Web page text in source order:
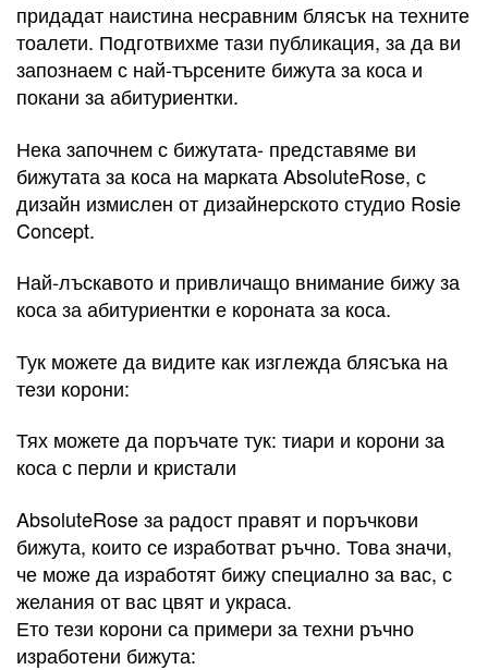
придадат наистина несравним блясък на техните
тоалети. Подготвихме тази публикация, за да ви
запознаем с най-търсените бижута за коса и
покани за абитуриентки.
Нека започнем с бижутата- представяме ви
бижутата за коса на марката AbsoluteRose, с
дизайн измислен от дизайнерското студио Rosie
Concept.
Най-лъскавото и привличащо внимание бижу за
коса за абитуриентки е короната за коса.
Тук можете да видите как изглежда блясъка на
тези корони:
Тях можете да поръчате тук: тиари и корони за
коса с перли и кристали
AbsoluteRose за радост правят и поръчкови
бижута, които се изработват ръчно. Това значи,
че може да изработят бижу специално за вас, с
желания от вас цвят и украса.
Ето тези корони са примери за техни ръчно
изработени бижута: